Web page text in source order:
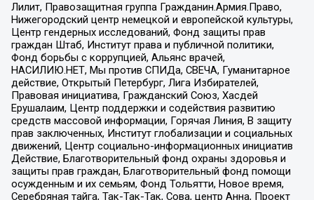
Лилит, Правозащитная группа Гражданин.Армия.Право,
Нижегородский центр немецкой и европейской культуры,
Центр гендерных исследований, Фонд защиты прав
граждан Штаб, Институт права и публичной политики,
Фонд борьбы с коррупцией, Альянс врачей,
НАСИЛИЮ.НЕТ, Мы против СПИДа, СВЕЧА, Гуманитарное
действие, Открытый Петербург, Лига Избирателей,
Правовая инициатива, Гражданский Союз, Хасдей
Ерушалаим, Центр поддержки и содействия развитию
средств массовой информации, Горячая Линия, В защиту
прав заключенных, Институт глобализации и социальных
движений, Центр социально-информационных инициатив
Действие, Благотворительный фонд охраны здоровья и
защиты прав граждан, Благотворительный фонд помощи
осужденным и их семьям, Фонд Тольятти, Новое время,
Серебряная тайга, Так-Так-Так, Сова, центр Анна, Проект